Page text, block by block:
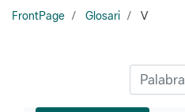
FrontPage Glosari V